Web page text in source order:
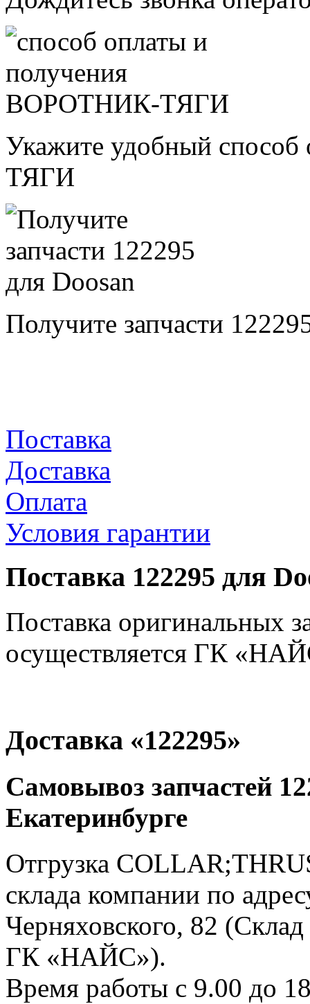
Укажите удобный
ТЯГИ
Получите запчасти
Поставка
Доставка
Оплата
Условия гарантии
Поставка 122295 для
Поставка оригинальных
осуществляется ГК
Доставка «122295»
Самовывоз запчастей
Екатеринбурге
Отгрузка
склада компании по
Черняховского, 82
ГК «НАЙС»).
Время работы с 9.00 до